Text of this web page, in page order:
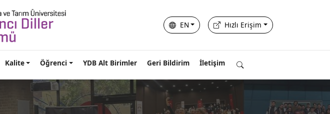
EN Hızlı Erişim
Kalite Öğrenci YDB Alt Birimler Geri Bildirim İletişim